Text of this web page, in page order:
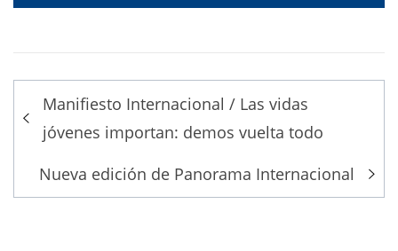
Post
navigation
Manifiesto Internacional / Las vidas
jóvenes importan: demos vuelta todo
Nueva edición de Panorama Internacional